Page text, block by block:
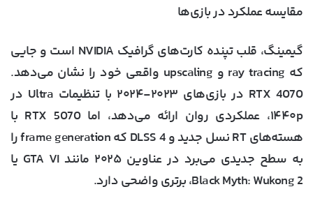
مقایسه عملکرد در بازی‌ها
گیمینگ، قلب تپنده کارت‌های گرافیک NVIDIA است و جایی
که ray tracing و upscaling واقعی خود را نشان می‌دهد.
RTX 4070 در بازی‌های ۲۰۲۳-۲۰۲۴ با تنظیمات Ultra در
۱۴۴۰p، عملکردی روان ارائه می‌دهد، اما RTX 5070 با
هسته‌های RT نسل جدید و DLSS 4 که frame generation را
به سطح جدیدی می‌برد در عناوین ۲۰۲۵ مانند GTA VI یا
Black Myth: Wukong 2، برتری واضحی دارد.